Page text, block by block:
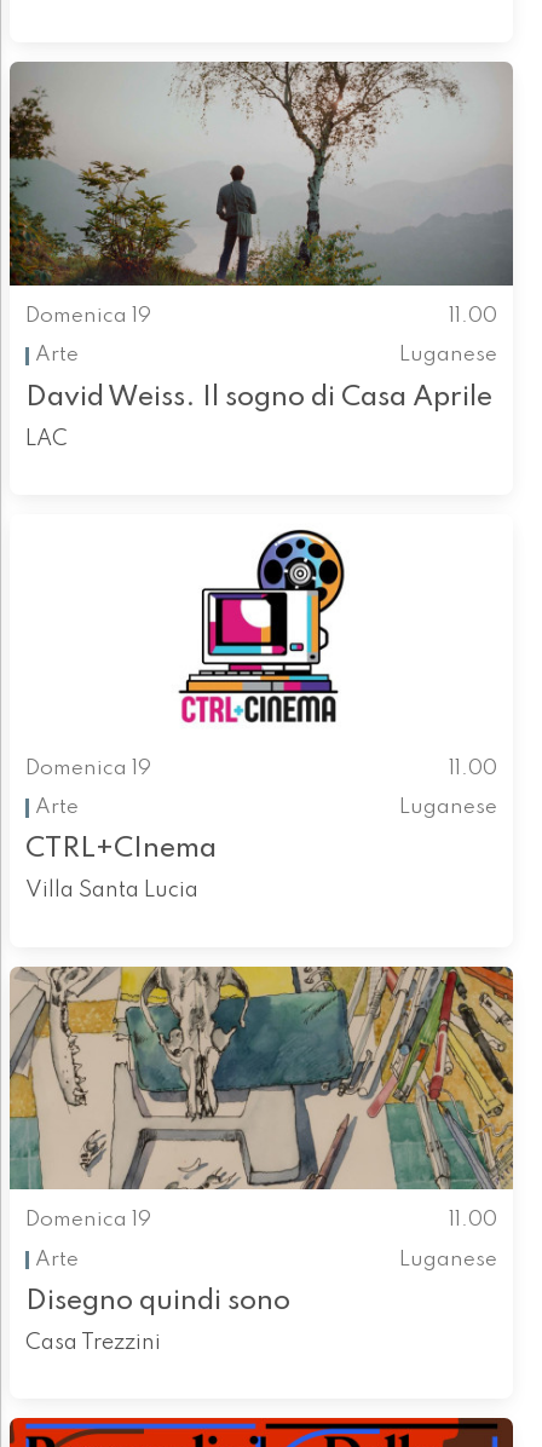
Domenica 19
11.00
Arte
Luganese
David Weiss. Il sogno di Casa Aprile
LAC
Domenica 19
11.00
Arte
Luganese
CTRL+CInema
Villa Santa Lucia
Domenica 19
11.00
Arte
Luganese
Disegno quindi sono
Casa Trezzini